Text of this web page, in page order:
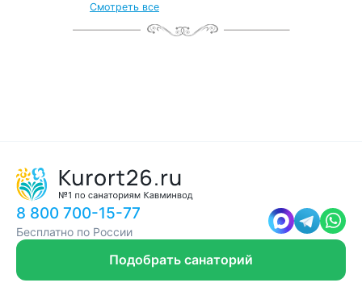
Смотреть все
от местных жителей
с чек-листом
и туристической картой
8 800 700-15-77
Бесплатно по России
Подобрать санаторий